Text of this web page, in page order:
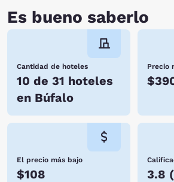
Es bueno saberlo
Cantidad de hoteles
10 de 31 hoteles
en Búfalo
Precio
El precio más bajo
$108 3.8 (